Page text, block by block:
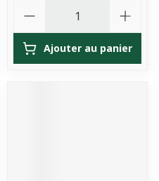
Ajouter au panier